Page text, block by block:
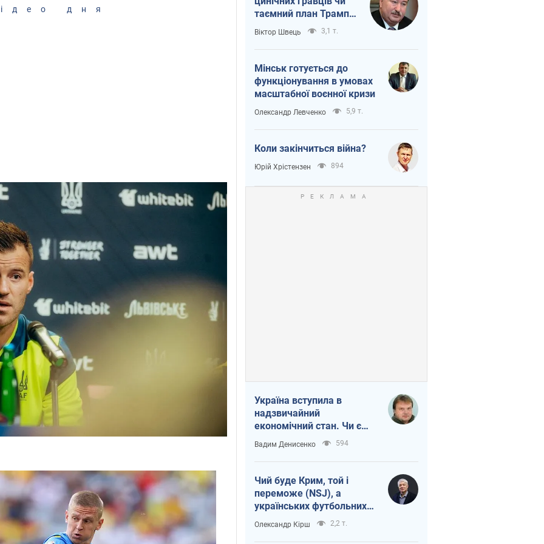
дня
таємний план Трампа
і Путіна?
Віктор Швець 3,1 т.
Мінськ готується до
функціонування в умовах
масштабної воєнної кризи
Олександр Левченко 5,9 т.
Коли закінчиться війна?
Юрій Хрістензен 894
Україна вступила в
надзвичайний
економічний стан. Чи є
світло вкінці тунелю?
Вадим Денисенко 594
Чий буде Крим, той і
переможе (NSJ), а
українських футбольних
чиновників можуть
назвати вбивцями
Олександр Кірш 2,2 т.